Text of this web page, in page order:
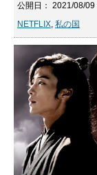
公開日： 2021/08/09
NETFLIX, 私の国